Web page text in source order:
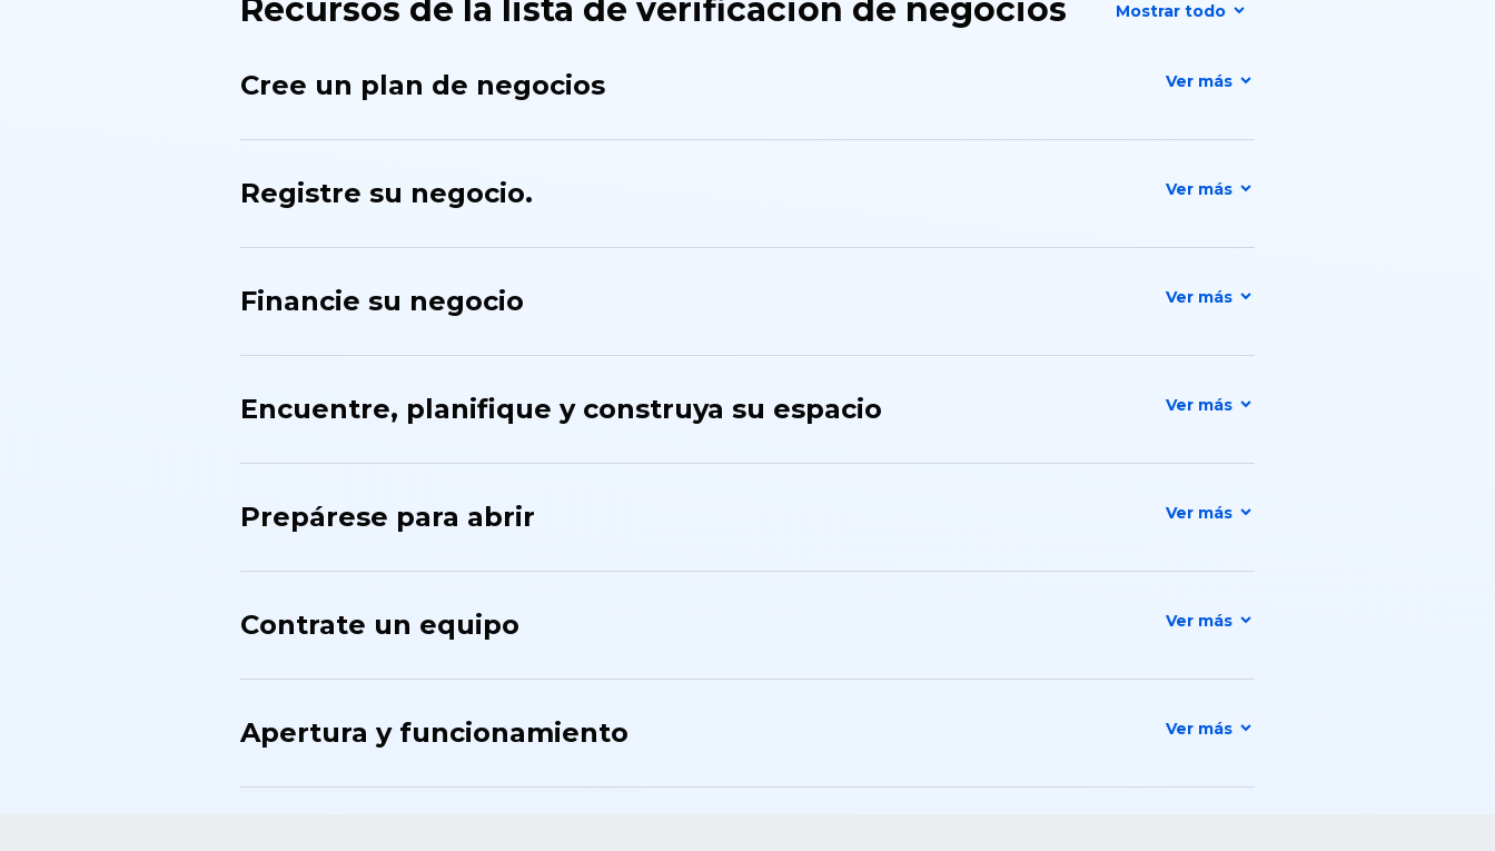
Recursos de la lista de verificación de negocios Mostrar todo
Cree un plan de negocios
Registre su negocio.
Financie su negocio
Encuentre, planifique y construya su espacio
Prepárese para abrir
Contrate un equipo
Apertura y funcionamiento